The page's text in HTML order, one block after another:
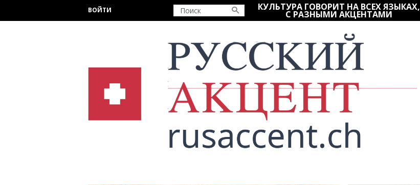
ВОЙТИ КУЛЬТУРА ГОВОРИТ НА ВСЕХ ЯЗЫКАХ,
С РАЗНЫМИ АКЦЕНТАМИ